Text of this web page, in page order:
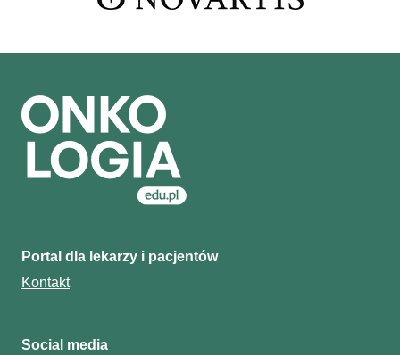
Portal dla lekarzy i pacjentów
Kontakt
Social media